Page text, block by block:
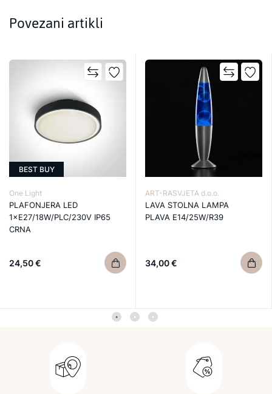
Povezani artikli
BEST BUY
One Light
PLAFONJERA LED
1×E27/18W/PLC/230V IP65
CRNA
24,50 €
ART-RASVJETA d.o.o.
LAVA STOLNA LAMPA
PLAVA E14/25W/R39
34,00 €